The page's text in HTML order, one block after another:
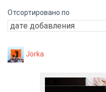
Отсортировано по
Jorka